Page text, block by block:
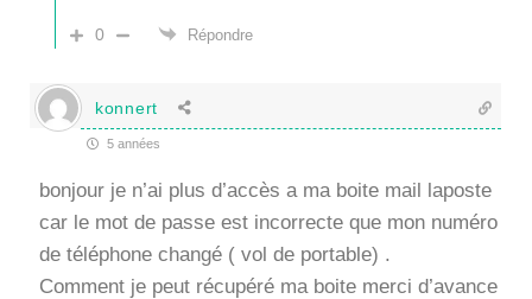
0 Répondre
konnert
5 années
bonjour je n’ai plus d’accès a ma boite mail laposte
car le mot de passe est incorrecte que mon numéro
de téléphone changé ( vol de portable) .
Comment je peut récupéré ma boite merci d’avance